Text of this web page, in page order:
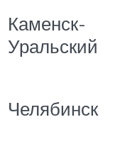
Каменск-
Уральский
Челябинск